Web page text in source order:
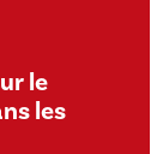
le
les